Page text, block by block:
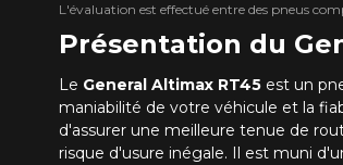
Présentation du
Le General Altimax RT45est un
maniabilité de votre véhicule et la
d'assurer une meilleure tenue de
risque d'usure inégale. Il est muni
L'évaluation est effectué entre des pneus